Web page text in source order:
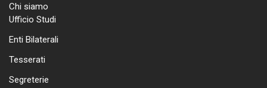
Chi siamo
Ufficio Studi
Enti Bilaterali
Tesserati
Segreterie